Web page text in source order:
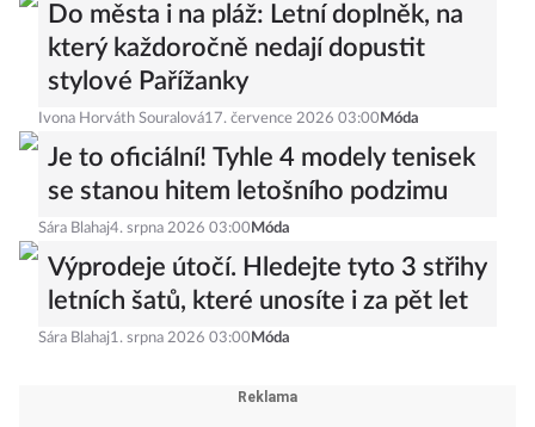
Do města i na pláž: Letní doplněk, na
který každoročně nedají dopustit
stylové Pařížanky
Ivona Horváth Souralová17. července 2026 03:00 Móda
Je to oficiální! Tyhle 4 modely tenisek
se stanou hitem letošního podzimu
Sára Blahaj4. srpna 2026 03:00 Móda
Výprodeje útočí. Hledejte tyto 3 střihy
letních šatů, které unosíte i za pět let
Sára Blahaj1. srpna 2026 03:00 Móda